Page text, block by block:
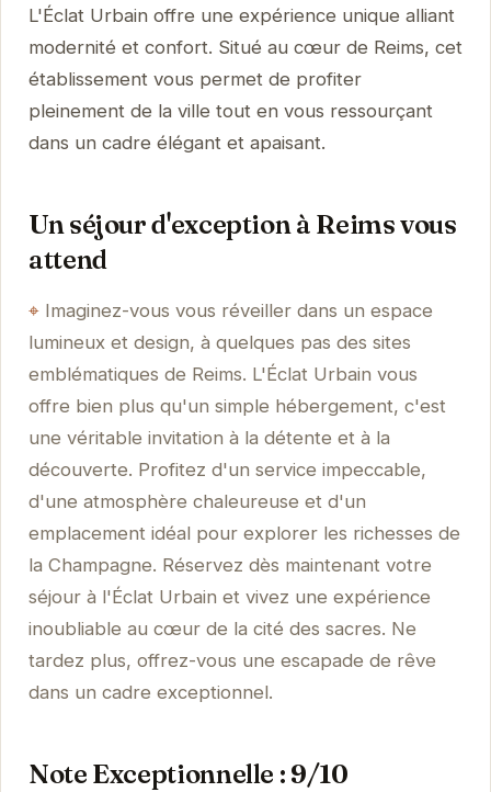
L'Éclat Urbain offre une expérience unique alliant
modernité et confort. Situé au cœur de Reims, cet
établissement vous permet de profiter
pleinement de la ville tout en vous ressourçant
dans un cadre élégant et apaisant.
Un séjour d'exception à Reims vous
attend
Imaginez-vous vous réveiller dans un espace
lumineux et design, à quelques pas des sites
emblématiques de Reims. L'Éclat Urbain vous
offre bien plus qu'un simple hébergement, c'est
une véritable invitation à la détente et à la
découverte. Profitez d'un service impeccable,
d'une atmosphère chaleureuse et d'un
emplacement idéal pour explorer les richesses de
la Champagne. Réservez dès maintenant votre
séjour à l'Éclat Urbain et vivez une expérience
inoubliable au cœur de la cité des sacres. Ne
tardez plus, offrez-vous une escapade de rêve
dans un cadre exceptionnel.
Note Exceptionnelle : 9/10